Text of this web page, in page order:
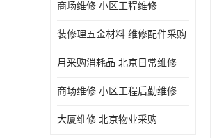
商场维修 小区工程维修
装修理五金材料 维修配件采购
月采购消耗品 北京日常维修
商场维修 小区工程后勤维修
大厦维修 北京物业采购